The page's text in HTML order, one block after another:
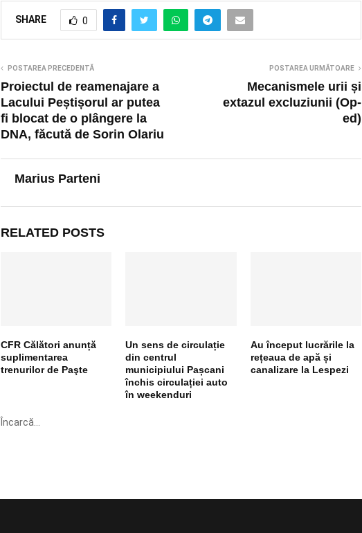
SHARE 0
POSTAREA PRECEDENTĂ
Proiectul de reamenajare a
Lacului Peștișorul ar putea
fi blocat de o plângere la
DNA, făcută de Sorin Olariu
POSTAREA URMĂTOARE
Mecanismele urii și
extazul excluziunii (Op-
ed)
Marius Parteni
RELATED POSTS
CFR Călători anunță
suplimentarea
trenurilor de Paşte
Un sens de circulație
din centrul
municipiului Pașcani
închis circulației auto
în weekenduri
Au început lucrările la
rețeaua de apă și
canalizare la Lespezi
Încarcă...